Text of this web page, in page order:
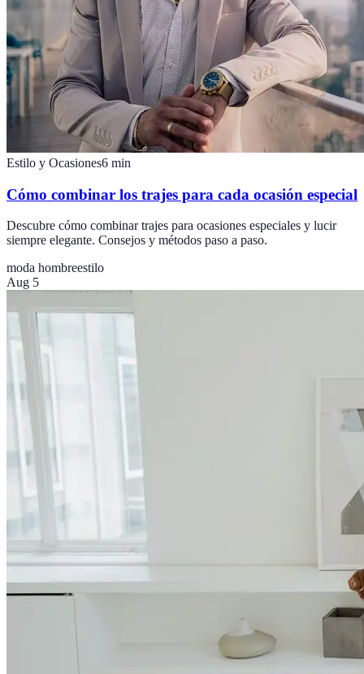
Estilo y Ocasiones6 min
Cómo combinar los trajes para cada ocasión especial
Descubre cómo combinar trajes para ocasiones especiales y lucir
siempre elegante. Consejos y métodos paso a paso.
moda hombreestilo
Aug 5